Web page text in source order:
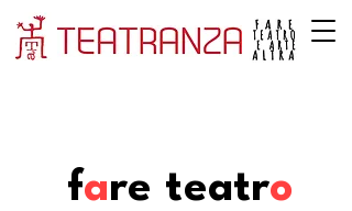
fare teatro